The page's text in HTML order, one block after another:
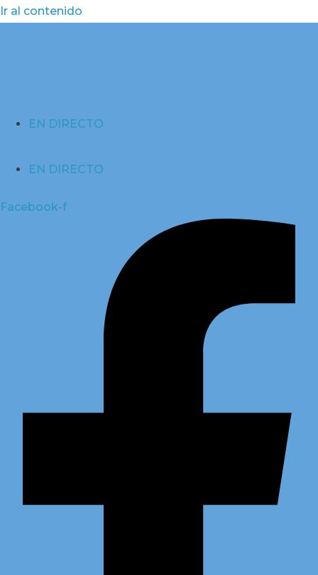
Ir al contenido
EN DIRECTO
EN DIRECTO
Facebook-f